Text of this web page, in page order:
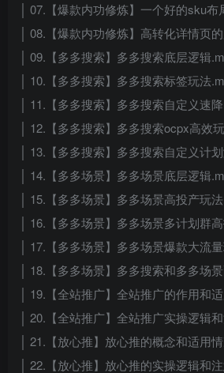
│ 07.【爆款内功修炼】一个好的sku
│ 08.【爆款内功修炼】高转化详情页
│ 09.【多多搜索】多多搜索底层逻辑
│ 10.【多多搜索】多多搜索标签玩法
│ 11.【多多搜索】多多搜索自定义速
│ 12.【多多搜索】多多搜索ocpx高效
│ 13.【多多搜索】多多搜索自定义计
│ 14.【多多场景】多多场景底层逻辑
│ 15.【多多场景】多多场景高投产玩
│ 16.【多多场景】多多场景多计划群
│ 17.【多多场景】多多场景爆款大流
│ 18.【多多场景】多多搜索和多多场
│ 19.【全站推广】全站推广的作用和
│ 20.【全站推广】全站推广实操逻辑
│ 21.【放心推】放心推的概念和适用
│ 22.【放心推】放心推的实操逻辑和